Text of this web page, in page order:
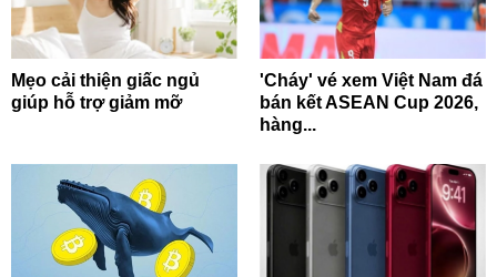
Mẹo cải thiện giấc ngủ
giúp hỗ trợ giảm mỡ
'Cháy' vé xem Việt Nam đá
bán kết ASEAN Cup 2026,
hàng...